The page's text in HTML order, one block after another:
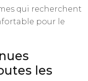
qui recherchent
pour le
les